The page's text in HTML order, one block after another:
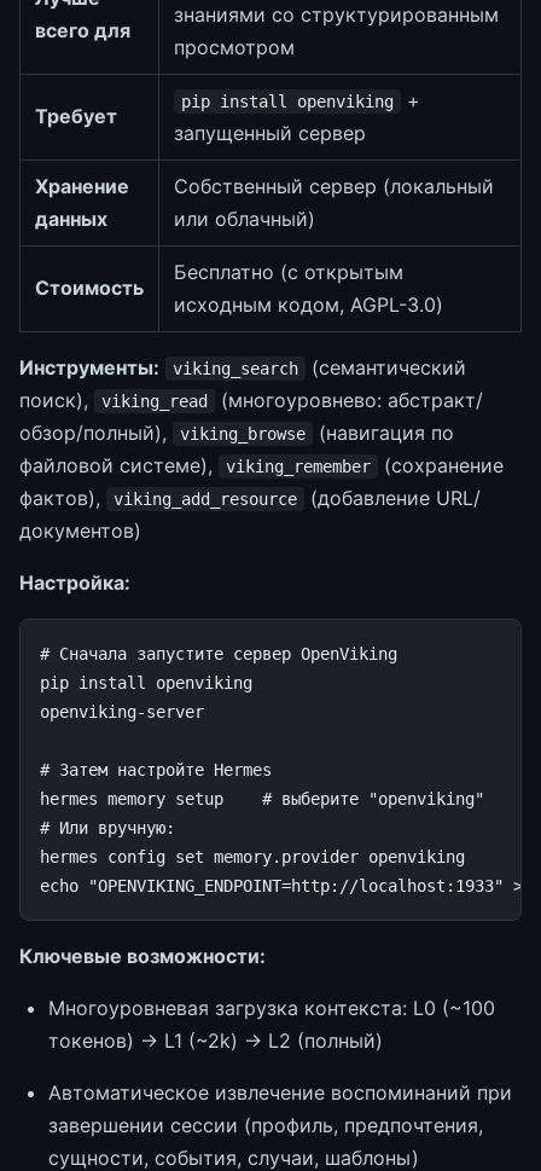
всего для
знаниями со структурированным
просмотром
Требует
pip install openviking
+
запущенный сервер
Хранение
данных
Собственный сервер (локальный
или облачный)
Стоимость
Бесплатно (с открытым
исходным кодом, AGPL-3.0)
Инструменты: viking_search
(семантический
поиск),
viking_read
(многоуровнево: абстракт/
обзор/полный),
viking_browse
(навигация по
файловой системе),
viking_remember
(сохранение
фактов),
viking_add_resource
(добавление URL/
документов)
Настройка:
# Сначала запустите сервер OpenViking
pip install
openviking
openviking-server
# Затем настройте Hermes
hermes memory setup
# выберите "openviking"
# Или вручную:
hermes
config set memory.provider
echo
"OPENVIKING_ENDPOINT=http://localhost:1933" >>
Ключевые возможности:
Многоуровневая загрузка контекста: L0 (~100
токенов) → L1 (~2k) → L2 (полный)
Автоматическое извлечение воспоминаний при
завершении сессии (профиль, предпочтения,
сущности, события, случаи, шаблоны)